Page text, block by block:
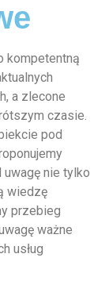
kompetentną
a zlecone
czasie.
pod
nie tylko
wiedzę
przebieg
ważne
usług